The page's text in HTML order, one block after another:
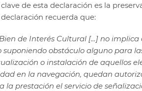
de esta declaración es la
recuerda que:
de Interés Cultural […] no
obstáculo alguno para
o instalación de aquellos
en la navegación, quedan
la prestación el servicio de